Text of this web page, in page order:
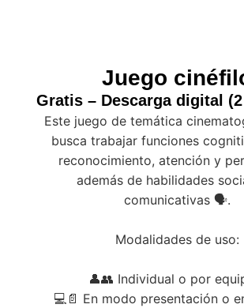
Juego
Gratis – Descarga digital
Este juego de temática
busca trabajar funciones
reconocimiento, atención y
además de habilidades
comunicativas 🗣.
Modalidades de uso:
👤👥 Individual o por
💻📄 En modo presentación o